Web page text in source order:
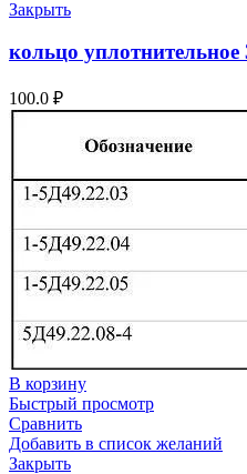
Закрыть
кольцо
100.0 ₽
В корзину
Быстрый просмотр
Сравнить
Добавить в список желаний
Закрыть